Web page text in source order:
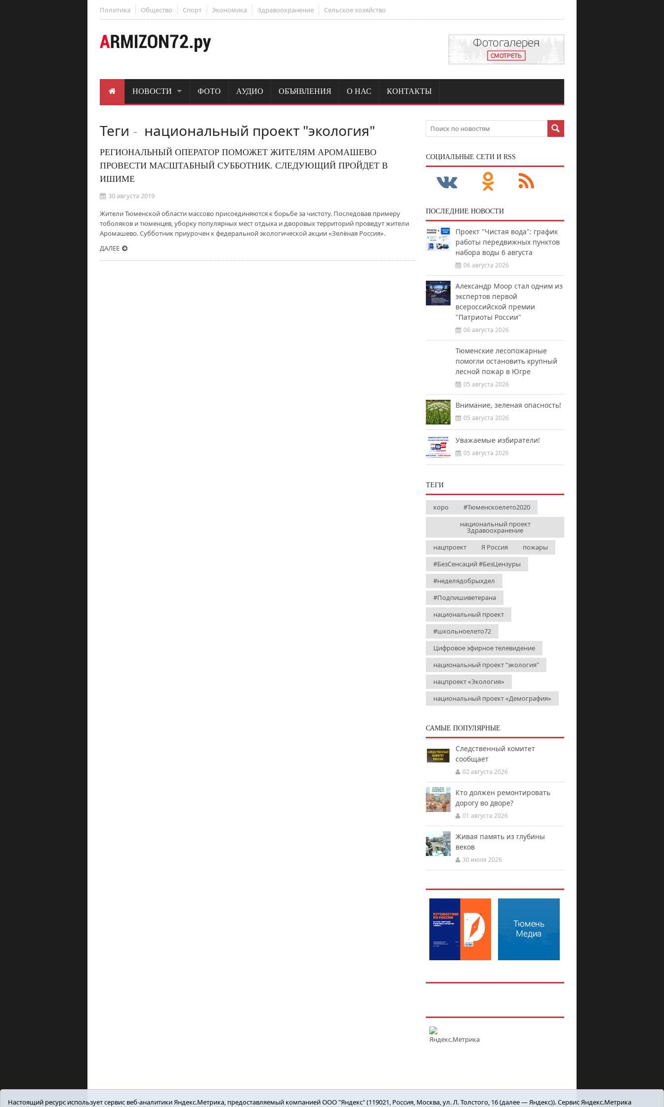
Политика Общество Спорт Экономика Здравоохранение Сельское хозяйство
НОВОСТИ ФОТО АУДИО ОБЪЯВЛЕНИЯ О НАС КОНТАКТЫ
Теги - национальный проект "экология"
РЕГИОНАЛЬНЫЙ ОПЕРАТОР ПОМОЖЕТ ЖИТЕЛЯМ АРОМАШЕВО
ПРОВЕСТИ МАСШТАБНЫЙ СУББОТНИК. СЛЕДУЮЩИЙ ПРОЙДЕТ В
ИШИМЕ
30 августа 2019
Жители Тюменской области массово присоединяются к борьбе за чистоту. Последовав примеру
тоболяков и тюменцев, уборку популярных мест отдыха и дворовых территорий проведут жители
Аромашево. Субботник приурочен к федеральной экологической акции «Зелёная Россия».
ДАЛЕЕ
CОЦИАЛЬНЫЕ СЕТИ И RSS
ПОСЛЕДНИЕ НОВОСТИ
Проект "Чистая вода": график
работы передвижных пунктов
набора воды 6 августа
06 августа 2026
Александр Моор стал одним из
экспертов первой
всероссийской премии
"Патриоты России"
06 августа 2026
Тюменские лесопожарные
помогли остановить крупный
лесной пожар в Югре
05 августа 2026
Внимание, зеленая опасность!
05 августа 2026
Уважаемые избиратели!
05 августа 2026
ТЕГИ
коро
#Тюменскоелето2020
национальный проект
Здравоохранение
нацпроект
Я Россия
пожары
#БезСенсаций #БезЦензуры
#неделядобрыхдел
#Подпишиветерана
национальный проект
#школьноелето72
Цифровое эфирное телевидение
национальный проект "экология"
нацпроект «Экология»
национальный проект «Демография»
САМЫЕ ПОПУЛЯРНЫЕ
Следственный комитет
сообщает
02 августа 2026
Кто должен ремонтировать
дорогу во дворе?
01 августа 2026
Живая память из глубины
веков
30 июля 2026
Настоящий ресурс использует сервис веб-аналитики Яндекс.Метрика, предоставляемый компанией ООО "Яндекс" (119021, Россия, Москва, ул. Л. Толстого, 16 (далее — Яндекс)). Сервис Яндекс.Метрика